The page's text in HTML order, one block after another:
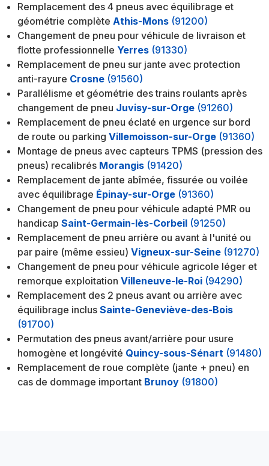
Remplacement des 4 pneus avec équilibrage et
géométrie complète Athis-Mons (91200)
Changement de pneu pour véhicule de livraison et
flotte professionnelle Yerres (91330)
Remplacement de pneu sur jante avec protection
anti-rayure Crosne (91560)
Parallélisme et géométrie des trains roulants après
changement de pneu Juvisy-sur-Orge (91260)
Remplacement de pneu éclaté en urgence sur bord
de route ou parking Villemoisson-sur-Orge (91360)
Montage de pneus avec capteurs TPMS (pression des
pneus) recalibrés Morangis (91420)
Remplacement de jante abîmée, fissurée ou voilée
avec équilibrage Épinay-sur-Orge (91360)
Changement de pneu pour véhicule adapté PMR ou
handicap Saint-Germain-lès-Corbeil (91250)
Remplacement de pneu arrière ou avant à l'unité ou
par paire (même essieu) Vigneux-sur-Seine (91270)
Changement de pneu pour véhicule agricole léger et
remorque exploitation Villeneuve-le-Roi (94290)
Remplacement des 2 pneus avant ou arrière avec
équilibrage inclus Sainte-Geneviève-des-Bois
(91700)
Permutation des pneus avant/arrière pour usure
homogène et longévité Quincy-sous-Sénart (91480)
Remplacement de roue complète (jante + pneu) en
cas de dommage important Brunoy (91800)